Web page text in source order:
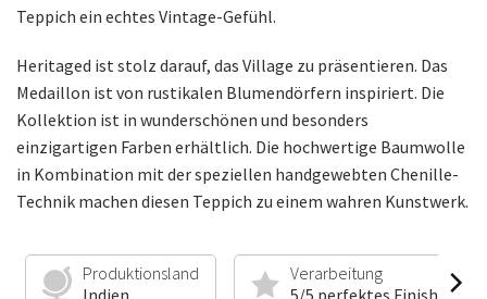
Teppich ein echtes Vintage-Gefühl.
Heritaged ist stolz darauf, das Village zu präsentieren. Das
Medaillon ist von rustikalen Blumendörfern inspiriert. Die
Kollektion ist in wunderschönen und besonders
einzigartigen Farben erhältlich. Die hochwertige Baumwolle
in Kombination mit der speziellen handgewebten Chenille-
Technik machen diesen Teppich zu einem wahren Kunstwerk.
Produktionsland
Verarbeitung